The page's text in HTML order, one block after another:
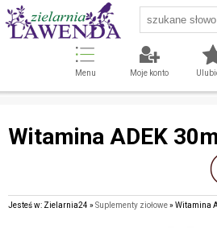
Menu Moje konto
Witamina ADEK
Jesteś w: Zielarnia24 »Suplementy ziołowe» Witamina